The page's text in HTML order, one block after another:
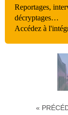
Reportages,
décryptages…
Accédez à
«